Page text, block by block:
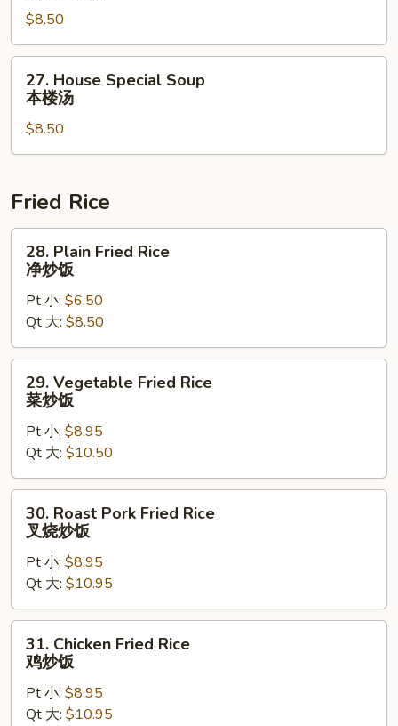
Bean
Curd
Soup
腐
$8.50
27.
House
Special
Soup
本
汤
27. House Special Soup
本楼汤
$8.50
Fried Rice
28.
Plain
Fried
Rice
炒
饭
28. Plain Fried Rice
净炒饭
Pt 小: $6.50
Qt 大: $8.50
29.
Vegetable
Fried
Rice
炒
饭
29. Vegetable Fried Rice
菜炒饭
Pt 小: $8.95
Qt 大: $10.50
30.
Roast
Pork
Fried
Rice
叉
烧
30. Roast Pork Fried Rice
叉烧炒饭
Pt 小: $8.95
Qt 大: $10.95
31.
Chicken
Fried
Rice
31. Chicken Fried Rice
鸡炒饭
Pt 小: $8.95
Qt 大: $10.95